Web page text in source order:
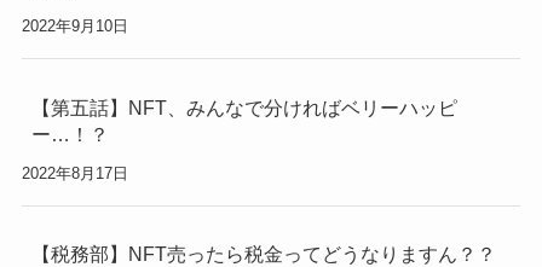
2022年9月10日
【第五話】NFT、みんなで分ければベリーハッピ
ー…！？
2022年8月17日
【税務部】NFT売ったら税金ってどうなりますん？？